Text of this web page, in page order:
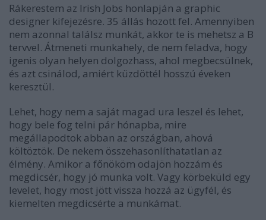
Rákerestem az Irish Jobs honlapján a graphic
designer kifejezésre. 35 állás hozott fel. Amennyiben
nem azonnal találsz munkát, akkor te is mehetsz a B
tervvel. Átmeneti munkahely, de nem feladva, hogy
igenis olyan helyen dolgozhass, ahol megbecsülnek,
és azt csinálod, amiért küzdöttél hosszú éveken
keresztül.
Lehet, hogy nem a saját magad ura leszel és lehet,
hogy bele fog telni pár hónapba, mire
megállapodtok abban az országban, ahová
költöztök. De nekem összehasonlíthatatlan az
élmény. Amikor a főnököm odajön hozzám és
megdicsér, hogy jó munka volt. Vagy körbeküld egy
levelet, hogy most jött vissza hozzá az ügyfél, és
kiemelten megdicsérte a munkámat.